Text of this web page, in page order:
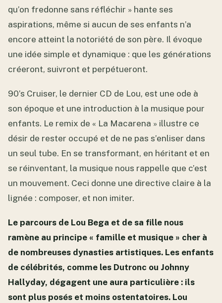
qu’on fredonne sans réfléchir » hante ses
aspirations, même si aucun de ses enfants n’a
encore atteint la notoriété de son père. Il évoque
une idée simple et dynamique : que les générations
créeront, suivront et perpétueront.
90’s Cruiser, le dernier CD de Lou, est une ode à
son époque et une introduction à la musique pour
enfants. Le remix de « La Macarena » illustre ce
désir de rester occupé et de ne pas s’enliser dans
un seul tube. En se transformant, en héritant et en
se réinventant, la musique nous rappelle que c’est
un mouvement. Ceci donne une directive claire à la
lignée : composer, et non imiter.
Le parcours de Lou Bega et de sa fille nous
ramène au principe « famille et musique » cher à
de nombreuses dynasties artistiques. Les enfants
de célébrités, comme les Dutronc ou Johnny
Hallyday, dégagent une aura particulière : ils
sont plus posés et moins ostentatoires. Lou